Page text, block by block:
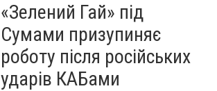
«Зелений Гай» під
Сумами призупиняє
роботу після російських
ударів КАБами